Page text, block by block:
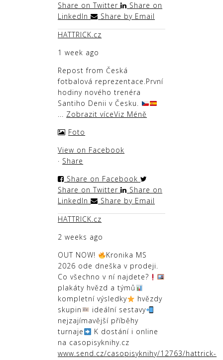
Share on Twitter
Share on
LinkedIn
Share by Email
HATTRICK.cz
1 week ago
Repost from Česká
fotbalová reprezentace.První
hodiny nového trenéra
Santiho Denii v Česku.
... Zobrazit víceViz Méně
Foto
View on Facebook
· Share
Share on Facebook
Share on Twitter
Share on
LinkedIn
Share by Email
HATTRICK.cz
2 weeks ago
OUT NOW!
Kronika MS
2026 ode dneška v prodeji.
Co všechno v ní najdete?
plakáty hvězd a týmů
kompletní výsledky
hvězdy
skupin
ideální sestavy
nejzajímavější příběhy
turnaje
K dostání i online
na casopisyknihy.cz
www.send.cz/casopisyknihy/12763/hattrick-